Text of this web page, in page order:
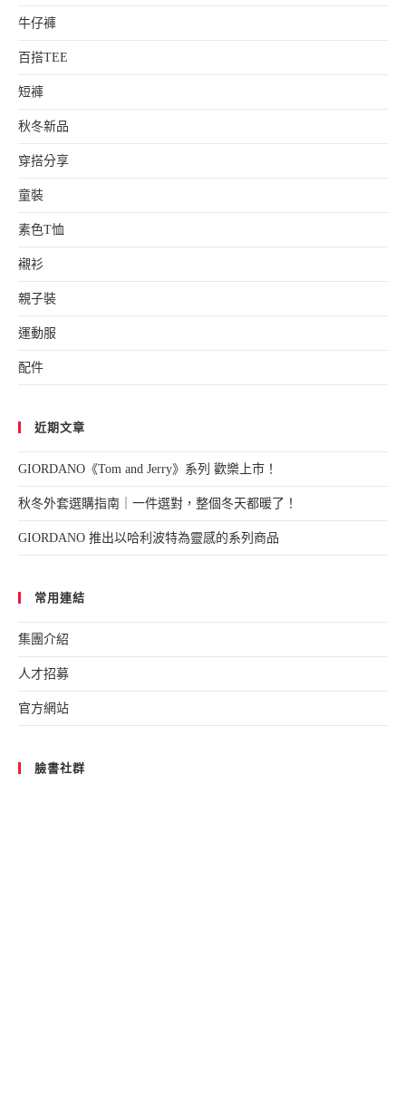
牛仔褲
百搭TEE
短褲
秋冬新品
穿搭分享
童裝
素色T恤
襯衫
親子裝
運動服
配件
近期文章
GIORDANO《Tom and Jerry》系列 歡樂上市！
秋冬外套選購指南｜一件選對，整個冬天都暖了！
GIORDANO 推出以哈利波特為靈感的系列商品
常用連結
集團介紹
人才招募
官方網站
臉書社群